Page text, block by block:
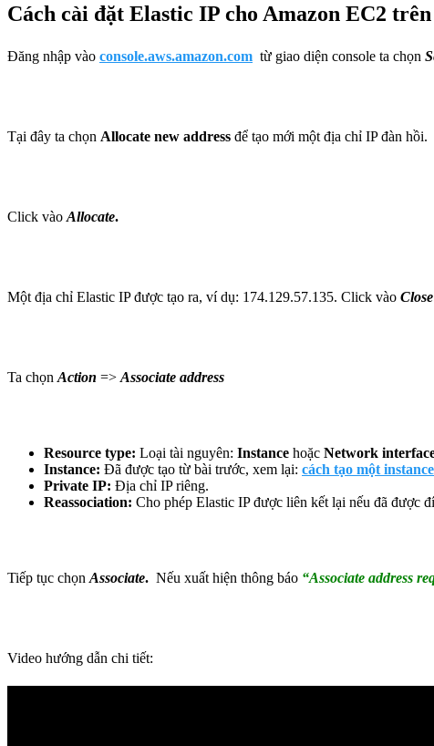
Cách cài đặt Elastic IP cho Amazon EC2
Đăng nhập vào console.aws.amazon.com từ giao diện console ta chọn
Tại đây ta chọn Allocate new address để tạo mới một địa chỉ IP đàn hồi.
Click vào Allocate.
Một địa chỉ Elastic IP được tạo ra, ví dụ: 174.129.57.135. Click vào Close
Ta chọnAction => Associate address
Resource type: Loại tài nguyên: Instance hoặc Network
Instance: Đã được tạo từ bài trước, xem lại: cách tạo một
Private IP: Địa chỉ IP riêng.
Reassociation: Cho phép Elastic IP được liên kết lại nếu đã được
Tiếp tục chọnAssociate. Nếu xuất hiện thông báo “Associate address
Video hướng dẫn chi tiết: